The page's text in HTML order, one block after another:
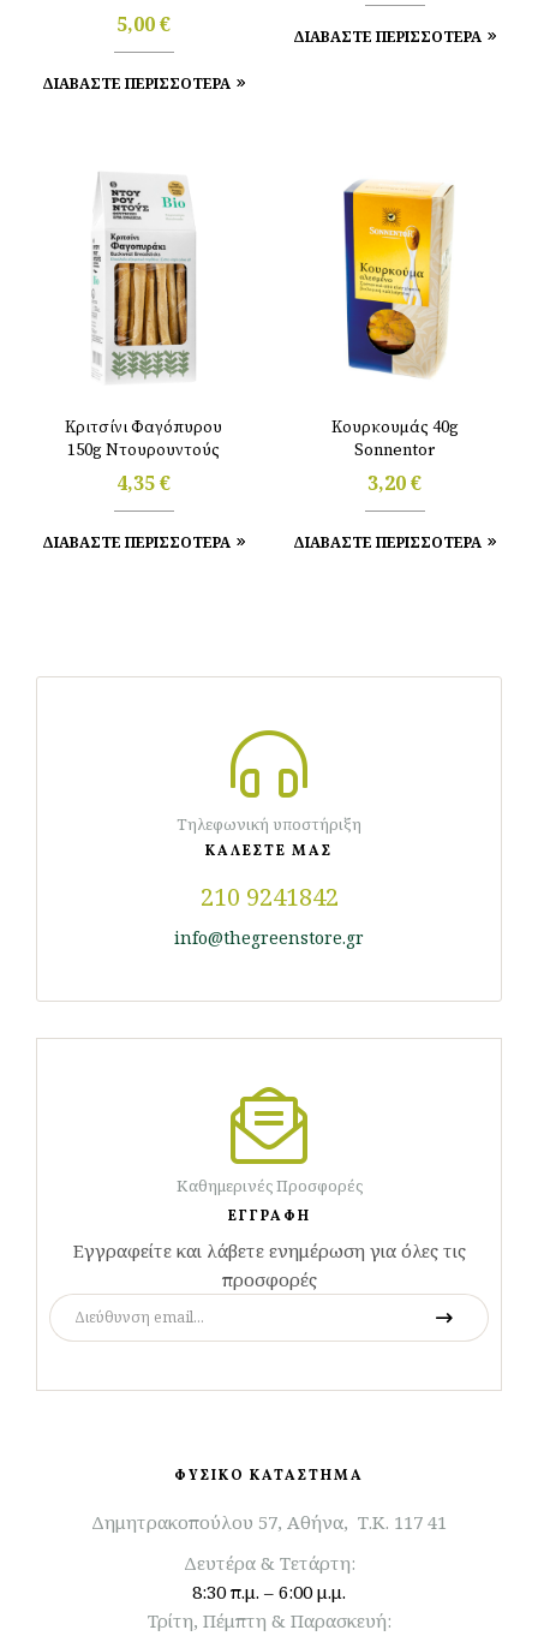
προσθήκη ζάχαρης
230g Ντουρουντούς
5,00€
ΔΙΑΒΑΣΤΕ ΠΕΡΙΣΣΟΤΕΡΑ
ΔΙΑΒΑΣΤΕ ΠΕΡΙΣΣΟΤΕΡΑ
Κριτσίνι Φαγόπυρου
150g Ντουρουντούς
4,35€
ΔΙΑΒΑΣΤΕ ΠΕΡΙΣΣΟΤΕΡΑ
Κουρκουμάς 40g
Sonnentor
3,20€
ΔΙΑΒΑΣΤΕ ΠΕΡΙΣΣΟΤΕΡΑ
Τηλεφωνική υποστήριξη
ΚΑΛΕΣΤΕ ΜΑΣ
210 9241842
info@thegreenstore.gr
Καθημερινές Προσφορές
ΕΓΓΡΑΦΗ
Εγγραφείτε και λάβετε ενημέρωση για όλες τις
προσφορές
ΦΥΣΙΚΟ ΚΑΤΑΣΤΗΜΑ
Δημητρακοπούλου 57, Αθήνα, Τ.Κ. 117 41
Δευτέρα & Τετάρτη:
8:30 π.μ. – 6:00 μ.μ.
Τρίτη, Πέμπτη & Παρασκευή: